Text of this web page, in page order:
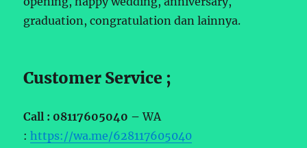
graduation, congratulation dan lainnya.
Customer Service ;
Call : 08117605040 –WA
:https://wa.me/628117605040